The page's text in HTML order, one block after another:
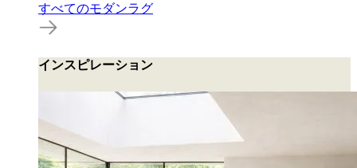
すべてのモダンラグ
インスピレーション